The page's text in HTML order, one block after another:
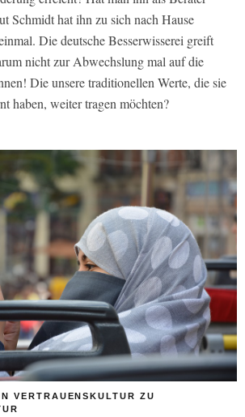
Schmidt hat ihn zu sich nach Hause
Die deutsche Besserwisserei greift
nicht zur Abwechslung mal auf die
Die unsere traditionellen Werte, die sie
haben, weiter tragen möchten?
VERTRAUENSKULTUR ZU